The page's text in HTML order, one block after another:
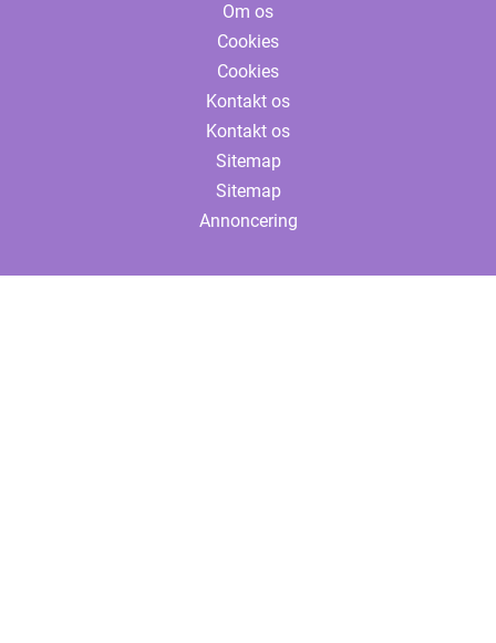
Om os
Cookies
Cookies
Kontakt os
Kontakt os
Sitemap
Sitemap
Annoncering